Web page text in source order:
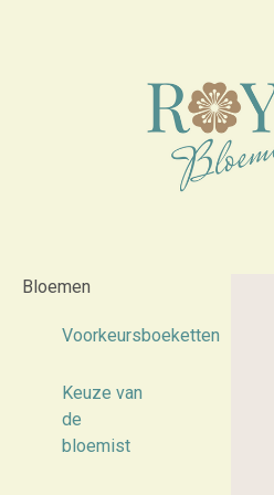
Bloemen
Voorkeursboeketten
Keuze van
de
bloemist